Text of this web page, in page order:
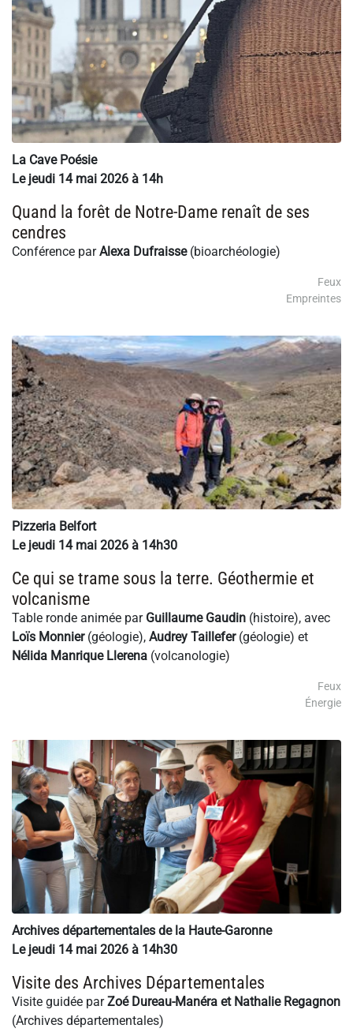
La Cave Poésie
Le jeudi 14 mai 2026 à 14h
Quand la forêt de Notre-Dame renaît de ses
cendres
Conférence parAlexa Dufraisse(bioarchéologie)
Feux
Empreintes
Pizzeria Belfort
Le jeudi 14 mai 2026 à 14h30
Ce qui se trame sous la terre. Géothermie et
volcanisme
Table ronde animée par Guillaume Gaudin (histoire), avec
Loïs Monnier(géologie), Audrey Taillefer(géologie) et
Nélida Manrique Llerena (volcanologie)
Feux
Énergie
Archives départementales de la Haute-Garonne
Le jeudi 14 mai 2026 à 14h30
Visite des Archives Départementales
Visite guidée parZoé Dureau-Manéra et Nathalie Regagnon
(Archives départementales)